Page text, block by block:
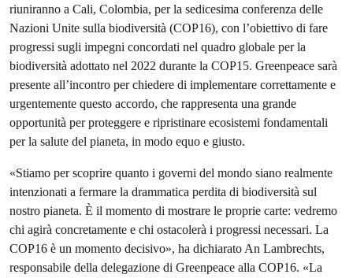
riuniranno a Cali, Colombia, per la sedicesima conferenza delle
Nazioni Unite sulla biodiversità (COP16), con l’obiettivo di fare
progressi sugli impegni concordati nel quadro globale per la
biodiversità adottato nel 2022 durante la COP15. Greenpeace sarà
presente all’incontro per chiedere di implementare correttamente e
urgentemente questo accordo, che rappresenta una grande
opportunità per proteggere e ripristinare ecosistemi fondamentali
per la salute del pianeta, in modo equo e giusto.
«Stiamo per scoprire quanto i governi del mondo siano realmente
intenzionati a fermare la drammatica perdita di biodiversità sul
nostro pianeta. È il momento di mostrare le proprie carte: vedremo
chi agirà concretamente e chi ostacolerà i progressi necessari. La
COP16 è un momento decisivo», ha dichiarato An Lambrechts,
responsabile della delegazione di Greenpeace alla COP16. «La